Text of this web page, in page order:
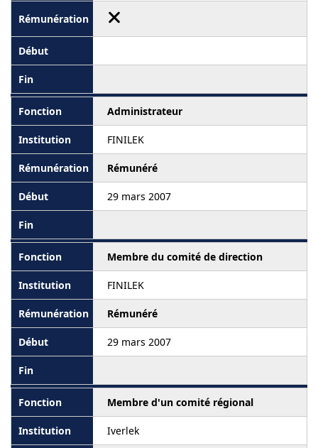
Administrateur
FINILEK
Rémunéré
29 mars 2007
Membre du comité de direction
FINILEK
Rémunéré
29 mars 2007
Membre d'un comité régional
Iverlek